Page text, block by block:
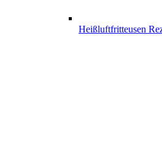
Heißluftfritteusen